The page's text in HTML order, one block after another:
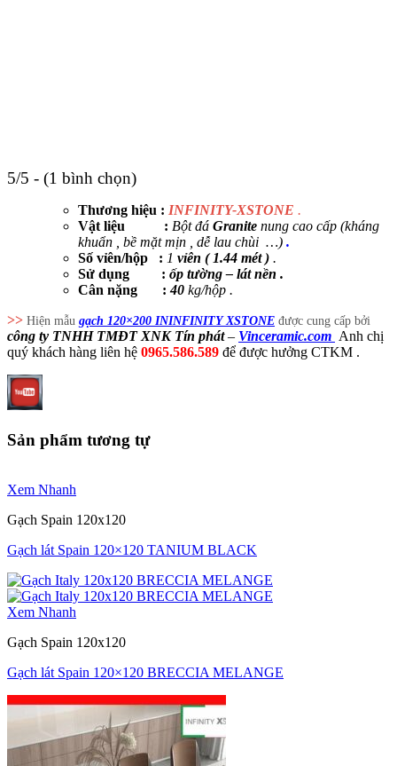
5/5 - (1 bình chọn)
Thương hiệu : INFINITY-XSTONE .
Vật liệu : Bột đá Granite nung cao cấp (kháng
khuẩn , bề mặt mịn , dễ lau chùi …) .
Số vỉên/hộp : 1 vỉên ( 1.44 mét ) .
Sử dụng
: ốp tường – lát nền .
Cân nặng : 40 kg/hộp .
>> Hiện mẫu gạch 120×200 ININFINITY XSTONE được cung cấp bởi
công ty TNHH TMĐT XNK Tín phát– Vinceramic.com Anh chị
quý khách hàng liên hệ 0965.586.589 để được hưởng CTKM .
Sản phẩm tương tự
Xem Nhanh
Gạch Spain 120x120
Gạch lát Spain 120×120 TANIUM BLACK
Xem Nhanh
Gạch Spain 120x120
Gạch lát Spain 120×120 BRECCIA MELANGE